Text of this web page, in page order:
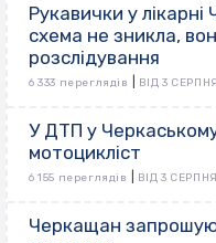
Рукавички у
схема не зникла,
розслідування
6 333 переглядів ВІД 3
У ДТП у
мотоцикліст
6 155 переглядів ВІД 3
Черкащан